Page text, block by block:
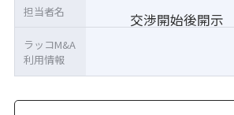
交渉開始後開示
担当者名
ラッコM&A
利用情報